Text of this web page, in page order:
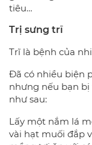
tiêu…
Trị sưng trĩ
Trĩ là bệnh của
Đã có nhiều biện
nhưng nếu bạn
như sau:
Lấy một nắm lá
vài hạt muối đắp